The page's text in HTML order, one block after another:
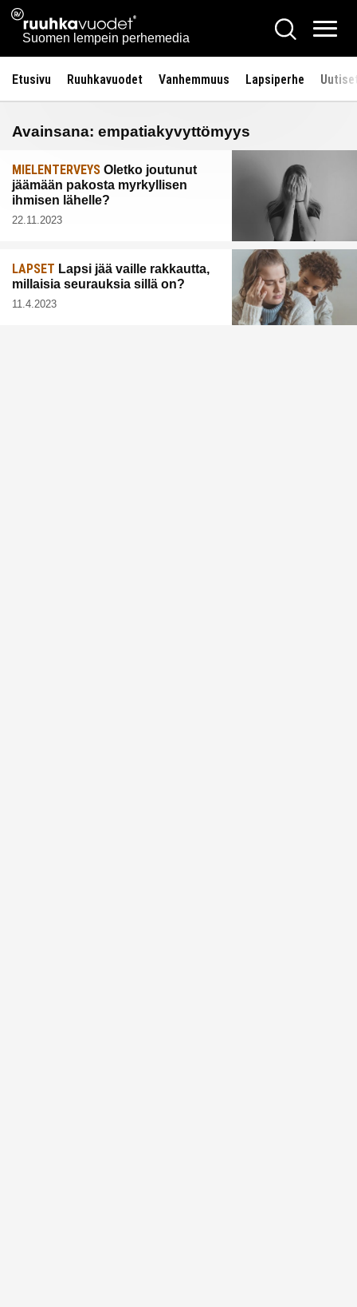
Siirry
sisältöön
Ruuhkavuodet.fi
Suomen lempein perhemedia
Hae
Etusivu Ruuhkavuodet Vanhemmuus Lapsiperhe
Avainsana: empatiakyvyttömyys
MIELENTERVEYS Oletko joutunut
jäämään pakosta myrkyllisen
ihmisen lähelle?
22.11.2023
LAPSET Lapsi jää vaille rakkautta,
millaisia seurauksia sillä on?
11.4.2023